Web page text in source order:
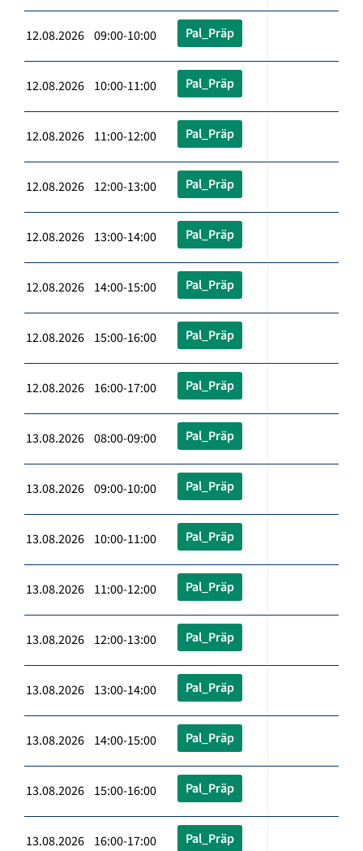
12.08.2026 09:00-10:00 Pal_Präp
12.08.2026 10:00-11:00 Pal_Präp
12.08.2026 11:00-12:00 Pal_Präp
12.08.2026 12:00-13:00 Pal_Präp
12.08.2026 13:00-14:00 Pal_Präp
12.08.2026 14:00-15:00 Pal_Präp
12.08.2026 15:00-16:00 Pal_Präp
12.08.2026 16:00-17:00 Pal_Präp
13.08.2026 08:00-09:00 Pal_Präp
13.08.2026 09:00-10:00 Pal_Präp
13.08.2026 10:00-11:00 Pal_Präp
13.08.2026 11:00-12:00 Pal_Präp
13.08.2026 12:00-13:00 Pal_Präp
13.08.2026 13:00-14:00 Pal_Präp
13.08.2026 14:00-15:00 Pal_Präp
13.08.2026 15:00-16:00 Pal_Präp
13.08.2026 16:00-17:00 Pal_Präp